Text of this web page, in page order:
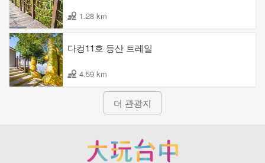
1.28 km
다컹11호 등산 트레일
4.59 km
더 관광지